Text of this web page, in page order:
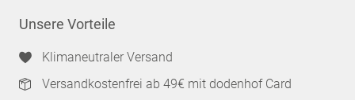
Unsere Vorteile
Klimaneutraler Versand
Versandkostenfrei ab 49€ mit dodenhof Card